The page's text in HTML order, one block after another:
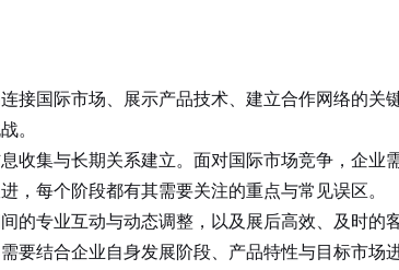
接国际市场、展示产品技术、建立合作网络的关
。
集与长期关系建立。面对国际市场竞争，企业
，每个阶段都有其需要关注的重点与常见误区。
专业互动与动态调整，以及展后高效、及时的
结合企业自身发展阶段、产品特性与目标市场